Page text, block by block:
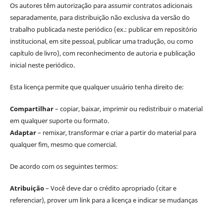
Os autores têm autorização para assumir contratos adicionais
separadamente, para distribuição não exclusiva da versão do
trabalho publicada neste periódico (ex.: publicar em repositório
institucional, em site pessoal, publicar uma tradução, ou como
capítulo de livro), com reconhecimento de autoria e publicação
inicial neste periódico.
Esta licença permite que qualquer usuário tenha direito de:
Compartilhar– copiar, baixar, imprimir ou redistribuir o material
em qualquer suporte ou formato.
Adaptar– remixar, transformar e criar a partir do material para
qualquer fim, mesmo que comercial.
De acordo com os seguintes termos:
Atribuição– Você deve dar o crédito apropriado (citar e
referenciar), prover um link para a licença e indicar se mudanças